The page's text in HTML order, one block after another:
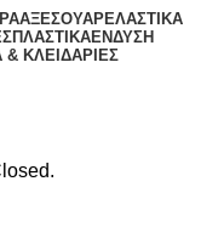
ΑΞΕΣΟΥΑΡΕΛΑΣΤΙΚΑ
ΠΛΑΣΤΙΚΑΕΝΔΥΣΗ
& ΚΛΕΙΔΑΡΙΕΣ